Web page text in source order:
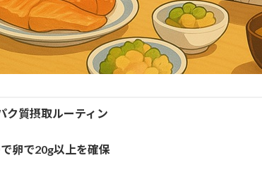
ク質摂取ルーティン
卵で20g以上を確保